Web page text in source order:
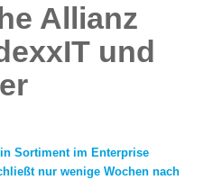
Allianz
und
Sortiment im Enterprise
nur wenige Wochen nach